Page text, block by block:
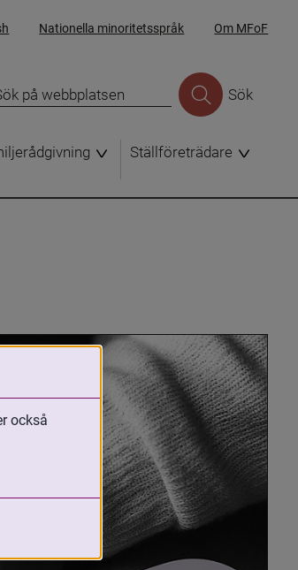
Nationella minoritetsspråk Om MFoF
Sök
Ställföreträdare
också